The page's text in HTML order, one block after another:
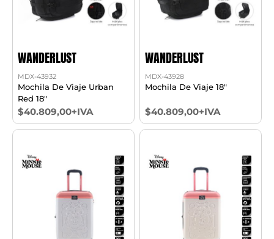
WANDERLUST
MDX-43932
Mochila De Viaje Urban
Red 18"
$40.809,00+IVA
WANDERLUST
MDX-43928
Mochila De Viaje 18"
$40.809,00+IVA